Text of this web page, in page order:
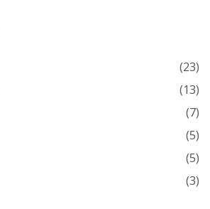
(23)
(13)
(7)
(5)
(5)
(3)